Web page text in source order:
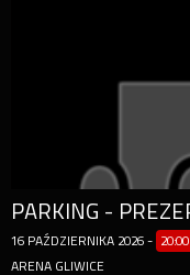
PARKING -
16 PAŹDZIERNIKA 2026 -
ARENA GLIWICE